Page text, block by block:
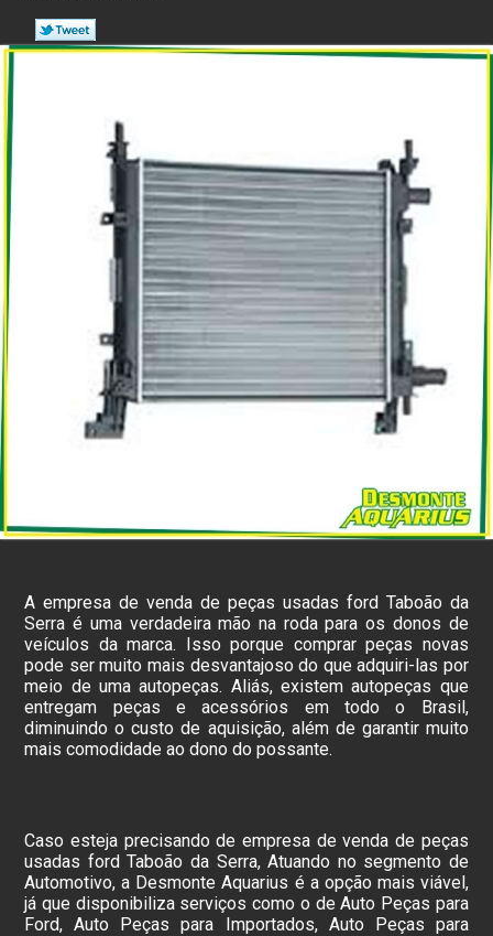
A empresa de venda de peças usadas ford Taboão da
Serra é uma verdadeira mão na roda para os donos de
veículos da marca. Isso porque comprar peças novas
pode ser muito mais desvantajoso do que adquiri-las por
meio de uma autopeças. Aliás, existem autopeças que
entregam peças e acessórios em todo o Brasil,
diminuindo o custo de aquisição, além de garantir muito
mais comodidade ao dono do possante.
Caso esteja precisando de empresa de venda de peças
usadas ford Taboão da Serra, Atuando no segmento de
Automotivo, a Desmonte Aquarius é a opção mais viável,
já que disponibiliza serviços como o de Auto Peças para
Ford, Auto Peças para Importados, Auto Peças para